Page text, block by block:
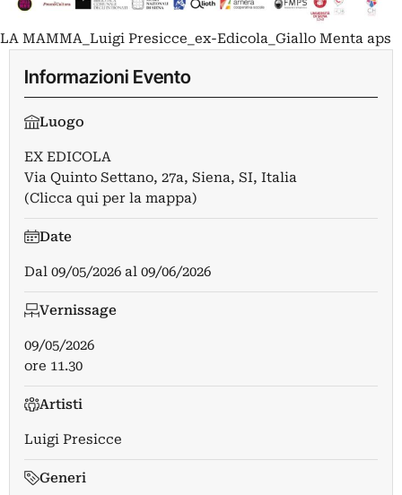
LA MAMMA_Luigi Presicce_ex-Edicola_Giallo Menta aps
Informazioni Evento
Luogo
EX EDICOLA
Via Quinto Settano, 27a, Siena, SI, Italia
(Clicca qui per la mappa)
Date
Dal 09/05/2026 al 09/06/2026
Vernissage
09/05/2026
ore 11.30
Artisti
Luigi Presicce
Generi